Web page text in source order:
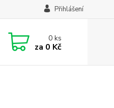
Přihlášení
0ks
za 0 Kč